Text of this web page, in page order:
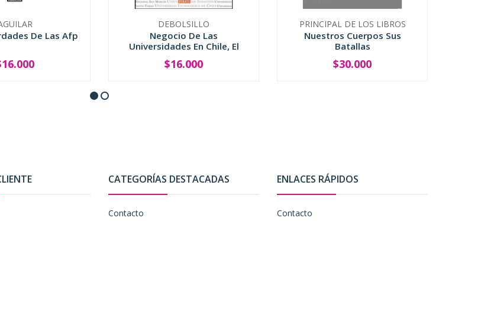
De Las Afp
+
DEBOLSILLO
Negocio De Las
Universidades En Chile, El
+
$16.000
PRINCIPAL DE LOS LIBROS
Nuestros Cuerpos Sus
Batallas
SOLD OUT
$30.000
CATEGORÍAS DESTACADAS
Contacto
ENLACES RÁPIDOS
Contacto